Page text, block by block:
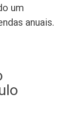
um
anuais.